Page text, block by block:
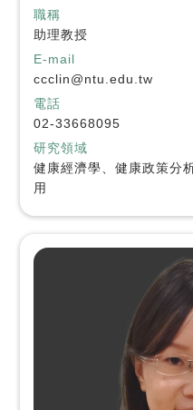
職稱
助理教授
E-mail
ccclin@ntu.edu.tw
電話
02-33668095
研究領域
健康經濟學、健康政策分
用